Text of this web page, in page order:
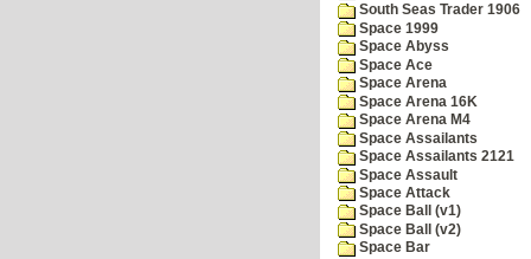
South Seas Trader 1906
Space 1999
Space Abyss
Space Ace
Space Arena
Space Arena 16K
Space Arena M4
Space Assailants
Space Assailants 2121
Space Assault
Space Attack
Space Ball (v1)
Space Ball (v2)
Space Bar